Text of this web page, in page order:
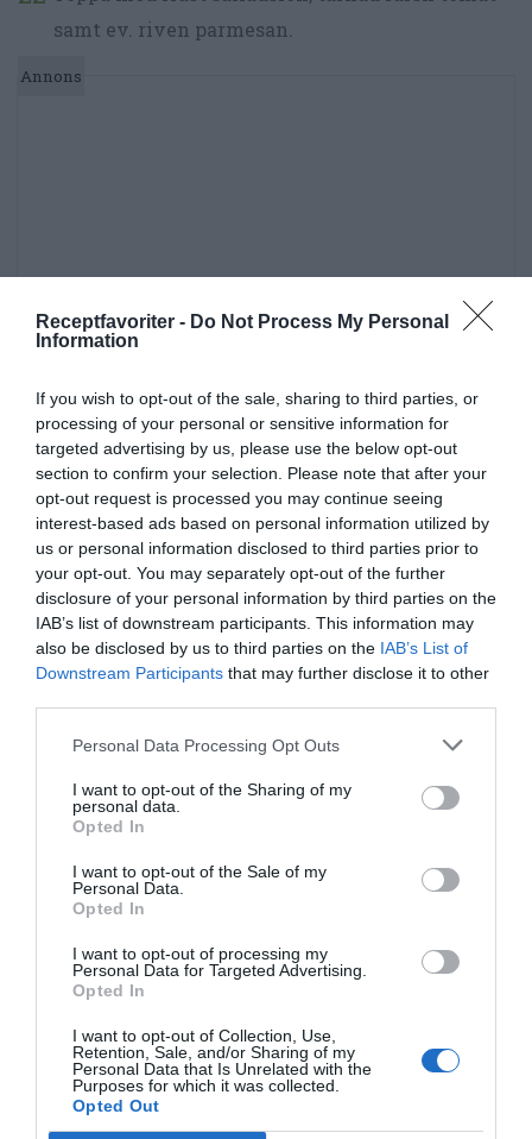
Receptfavoriter - Do Not Process My Personal
Information
If you wish to opt-out of the sale, sharing to third parties, or
processing of your personal or sensitive information for
targeted advertising by us, please use the below opt-out
section to confirm your selection. Please note that after your
opt-out request is processed you may continue seeing
interest-based ads based on personal information utilized by
us or personal information disclosed to third parties prior to
your opt-out. You may separately opt-out of the further
disclosure of your personal information by third parties on the
IAB’s list of downstream participants. This information may
also be disclosed by us to third parties on the IAB’s List of
Downstream Participants that may further disclose it to other
Personal Data Processing Opt Outs
I want to opt-out of the Sharing of my
personal data.
Opted In
I want to opt-out of the Sale of my
Personal Data.
Opted In
I want to opt-out of processing my
Personal Data for Targeted Advertising.
Opted In
I want to opt-out of Collection, Use,
Retention, Sale, and/or Sharing of my
Personal Data that Is Unrelated with the
Purposes for which it was collected.
Opted Out
samt ev. riven parmesan.
Huvudrätter Pasta Korv
Tomater
Vardag
Snabblagat Italiensk mat Kokt mat
E-mail Skriv ut
Medel:3.6(7röster)
Uppskattat näringsvärde per portion:
Publicerat:2013-03-26 Uppdaterat: 2024-07-26
Författare:Henrik
Jag är matskribent samt kock
med en fil. kand i
Måltidsvetenskap från